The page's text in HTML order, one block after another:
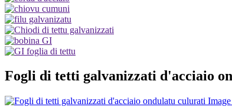
Fogli di tetti galvanizzati d'acciaio